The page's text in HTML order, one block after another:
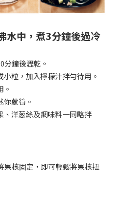
水中，煮3分鐘後過冷
分鐘後瀝乾。
粒，加入檸檬汁拌勻待用。
你蘆筍。
、洋葱絲及調味料一同略拌
果核固定，即可輕鬆將果核扭